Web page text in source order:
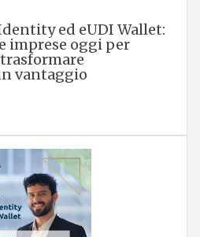
ed eUDI Wallet:
imprese oggi per
vantaggio